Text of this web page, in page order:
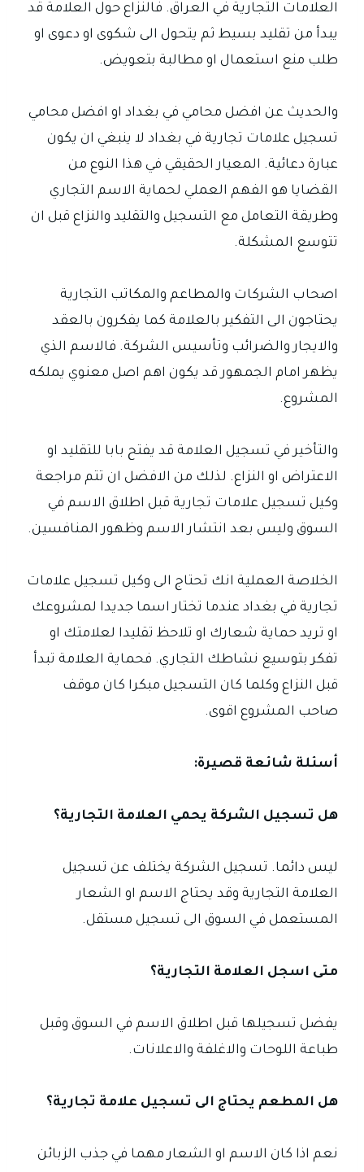
العلامات التجارية في العراق. فالنزاع حول العلامة قد
يبدأ من تقليد بسيط ثم يتحول الى شكوى او دعوى او
طلب منع استعمال او مطالبة بتعويض.
والحديث عن افضل محامي في بغداد او افضل محامي
تسجيل علامات تجارية في بغداد لا ينبغي ان يكون
عبارة دعائية. المعيار الحقيقي في هذا النوع من
القضايا هو الفهم العملي لحماية الاسم التجاري
وطريقة التعامل مع التسجيل والتقليد والنزاع قبل ان
تتوسع المشكلة.
اصحاب الشركات والمطاعم والمكاتب التجارية
يحتاجون الى التفكير بالعلامة كما يفكرون بالعقد
والايجار والضرائب وتأسيس الشركة. فالاسم الذي
يظهر امام الجمهور قد يكون اهم اصل معنوي يملكه
المشروع.
والتأخير في تسجيل العلامة قد يفتح بابا للتقليد او
الاعتراض او النزاع. لذلك من الافضل ان تتم مراجعة
وكيل تسجيل علامات تجارية قبل اطلاق الاسم في
السوق وليس بعد انتشار الاسم وظهور المنافسين.
الخلاصة العملية انك تحتاج الى وكيل تسجيل علامات
تجارية في بغداد عندما تختار اسما جديدا لمشروعك
او تريد حماية شعارك او تلاحظ تقليدا لعلامتك او
تفكر بتوسيع نشاطك التجاري. فحماية العلامة تبدأ
قبل النزاع وكلما كان التسجيل مبكرا كان موقف
صاحب المشروع اقوى.
أسئلة شائعة قصيرة:
هل تسجيل الشركة يحمي العلامة التجارية؟
ليس دائما. تسجيل الشركة يختلف عن تسجيل
العلامة التجارية وقد يحتاج الاسم او الشعار
المستعمل في السوق الى تسجيل مستقل.
متى اسجل العلامة التجارية؟
يفضل تسجيلها قبل اطلاق الاسم في السوق وقبل
طباعة اللوحات والاغلفة والاعلانات.
هل المطعم يحتاج الى تسجيل علامة تجارية؟
نعم اذا كان الاسم او الشعار مهما في جذب الزبائن